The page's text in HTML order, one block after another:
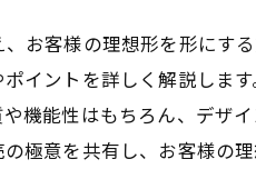
お客様の理想形を形にす
イントを詳しく解説しま
機能性はもちろん、デザ
極意を共有し、お客様の